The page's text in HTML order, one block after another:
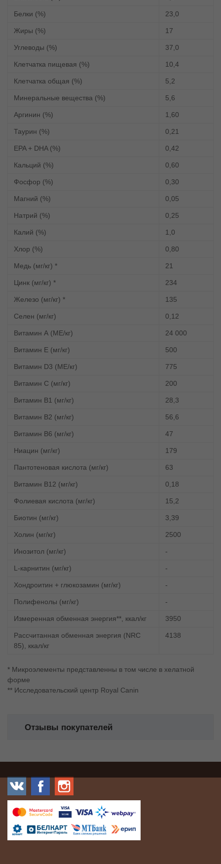
Белки (%) 23,0
Жиры (%) 17
Углеводы (%) 37,0
Клетчатка пищевая (%) 10,4
Клетчатка общая (%) 5,2
Минеральные вещества (%) 5,6
Аргинин (%) 1,60
Таурин (%) 0,21
EPA + DHA (%) 0,42
Кальций (%) 0,60
Фосфор (%) 0,30
Магний (%) 0,05
Натрий (%) 0,25
Калий (%) 1,0
Хлор (%) 0,80
Медь (мг/кг) * 21
Цинк (мг/кг) * 234
Железо (мг/кг) * 135
Селен (мг/кг) 0,12
Витамин А (МЕ/кг) 24 000
Витамин Е (мг/кг) 500
Витамин D3 (МЕ/кг) 775
Витамин С (мг/кг) 200
Витамин В1 (мг/кг) 28,3
Витамин В2 (мг/кг) 56,6
Витамин В6 (мг/кг) 47
Ниацин (мг/кг) 179
Пантотеновая кислота (мг/кг) 63
Витамин В12 (мг/кг) 0,18
Фолиевая кислота (мг/кг) 15,2
Биотин (мг/кг) 3,39
Холин (мг/кг) 2500
Инозитол (мг/кг) -
L-карнитин (мг/кг) -
Хондроитин + глюкозамин (мг/кг) -
Полифенолы (мг/кг) -
Измеренная обменная энергия**, ккал/кг 3950
Рассчитанная обменная энергия (NRC
85), ккал/кг
4138
* Микроэлементы представленны в том числе в хелатной
форме
** Исследовательский центр Royal Canin
Отзывы покупателей